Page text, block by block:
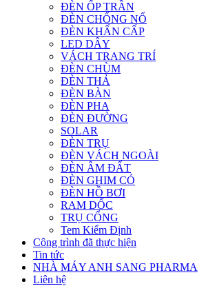
ĐÈN ỐP TRẦN
ĐÈN CHỐNG NỔ
ĐÈN KHẨN CẤP
LED DÂY
VÁCH TRANG TRÍ
ĐÈN CHÙM
ĐÈN THẢ
ĐÈN BÀN
ĐÈN PHA
ĐÈN ĐƯỜNG
SOLAR
ĐÈN TRỤ
ĐÈN VÁCH NGOÀI
ĐÈN ÂM ĐẤT
ĐÈN GHIM CỎ
ĐÈN HỒ BƠI
RAM DỐC
TRỤ CỔNG
Tem Kiểm Định
Công trình đã thực hiện
Tin tức
NHÀ MÁY ANH SANG PHARMA
Liên hệ